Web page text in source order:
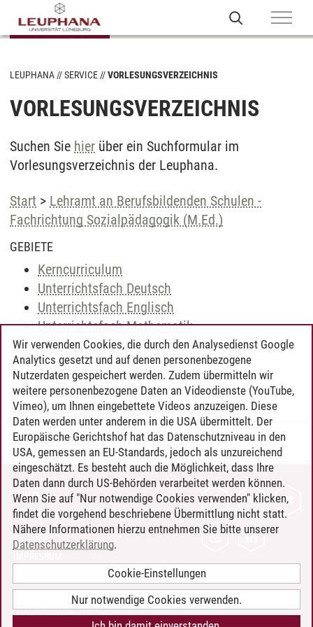
LEUPHANA SERVICE VORLESUNGSVERZEICHNIS
VORLESUNGSVERZEICHNIS
Suchen Sie hier über ein Suchformular im
Vorlesungsverzeichnis der Leuphana.
Start > Lehramt an Berufsbildenden Schulen -
Fachrichtung Sozialpädagogik (M.Ed.)
GEBIETE
Kerncurriculum
Unterrichtsfach Deutsch
Unterrichtsfach Englisch
Unterrichtsfach Mathematik
Unterrichtsfach Politik
Unterrichtsfach Religion
Unterrichtsfach Sport
Timo Leder/30.06.2024
KONTAKT
LEUPHANA ALS ARBEITGEBER
INTRANET
BARRIEREFREIHEIT
COOKIE-EINSTELLUNGEN
Wir verwenden Cookies, die durch den Analysedienst Google
Analytics gesetzt und auf denen personenbezogene
Nutzerdaten gespeichert werden. Zudem übermitteln wir
weitere personenbezogene Daten an Videodienste (YouTube,
Vimeo), um Ihnen eingebettete Videos anzuzeigen. Diese
Daten werden unter anderem in die USA übermittelt. Der
Europäische Gerichtshof hat das Datenschutzniveau in den
USA, gemessen an EU-Standards, jedoch als unzureichend
eingeschätzt. Es besteht auch die Möglichkeit, dass Ihre
Daten dann durch US-Behörden verarbeitet werden können.
Wenn Sie auf "Nur notwendige Cookies verwenden" klicken,
findet die vorgehend beschriebene Übermittlung nicht statt.
Nähere Informationen hierzu entnehmen Sie bitte unserer
Datenschutzerklärung.
Cookie-Einstellungen
Nur notwendige Cookies verwenden.